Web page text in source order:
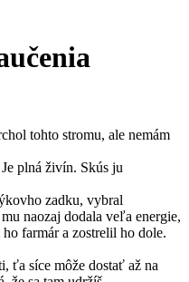
tohto stromu, ale nemám
plná živín. Skús ju
zadku, vybral
naozaj dodala veľa energie,
farmár a zostrelil ho dole.
ťa síce môže dostať až na